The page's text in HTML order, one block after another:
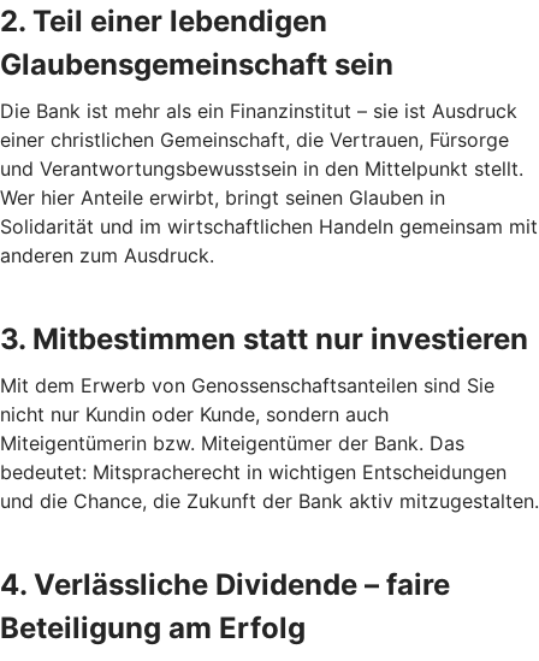
2. Teil einer lebendigen
Glaubensgemeinschaft sein
Die Bank ist mehr als ein Finanzinstitut – sie ist Ausdruck
einer christlichen Gemeinschaft, die Vertrauen, Fürsorge
und Verantwortungsbewusstsein in den Mittelpunkt stellt.
Wer hier Anteile erwirbt, bringt seinen Glauben in
Solidarität und im wirtschaftlichen Handeln gemeinsam mit
anderen zum Ausdruck.
3. Mitbestimmen statt nur investieren
Mit dem Erwerb von Genossenschaftsanteilen sind Sie
nicht nur Kundin oder Kunde, sondern auch
Miteigentümerin bzw. Miteigentümer der Bank. Das
bedeutet: Mitspracherecht in wichtigen Entscheidungen
und die Chance, die Zukunft der Bank aktiv mitzugestalten.
4. Verlässliche Dividende – faire
Beteiligung am Erfolg